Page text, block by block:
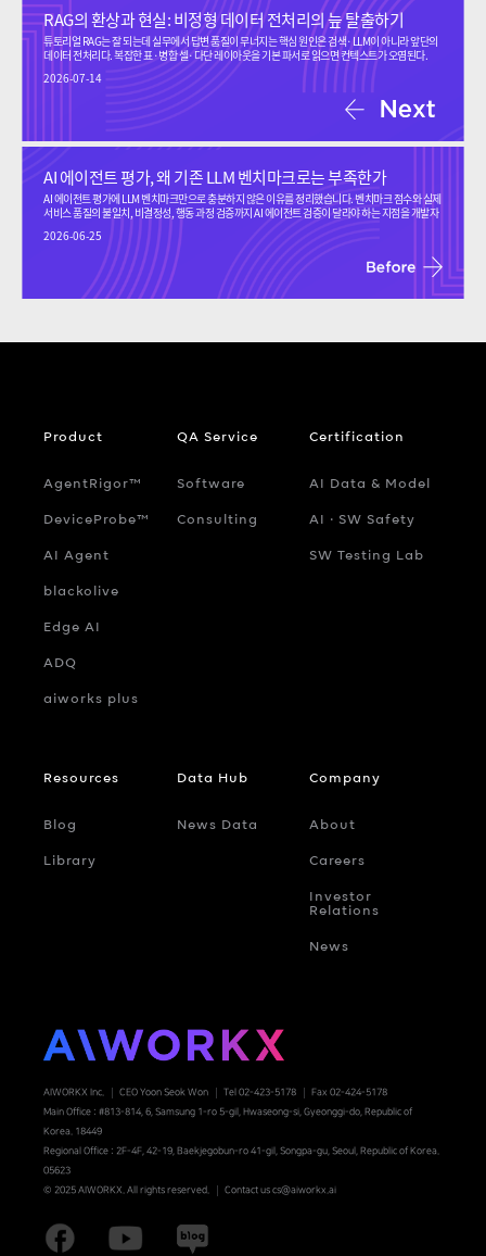
RAG의 환상과 현실: 비정형 데이터 전처리의 늪 탈출하기
튜토리얼 RAG는 잘 되는데 실무에서 답변 품질이 무너지는 핵심 원인은 검색·LLM이 아니라 앞단의
데이터 전처리다. 복잡한 표·병합 셀·다단 레이아웃을 기본 파서로 읽으면 컨텍스트가 오염된다.
AIWORKX는 Elements Tagging과 표 직렬화로 동일 조건에서 RAG 정답률을 40%→100%로
끌어올렸다.
2026-07-14
AI 에이전트 평가, 왜 기존 LLM 벤치마크로는 부족한가
AI 에이전트 평가에 LLM 벤치마크만으로 충분하지 않은 이유를 정리했습니다. 벤치마크 점수와 실제
서비스 품질의 불일치, 비결정성, 행동 과정 검증까지 AI 에이전트 검증이 달라야 하는 지점을 개발자
2026-06-25
AIWORKX Inc. CEO Yoon Seok Won Tel 02-423-5178
Fax 02-424-5178
Main Office : #813-814, 6, Samsung 1-ro 5-gil, Hwaseong-si, Gyeonggi-do, Republic of
Korea. 18449
Regional Office : 2F-4F, 42-19, Baekjegobun-ro 41-gil, Songpa-gu, Seoul, Republic of Korea.
05623
© 2025 AIWORKX. All rights reserved.
Contact us cs@aiworkx.ai
Product
AgentRigor™
DeviceProbe™
AI Agent
blackolive
Edge AI
ADQ
aiworks plus
QA Service
Software
Consulting
Certification
AI Data & Model
AI ‧ SW Safety
SW Testing Lab
Resources
Blog
Library
Data Hub
News Data
Company
About
Careers
Investor
Relations
News